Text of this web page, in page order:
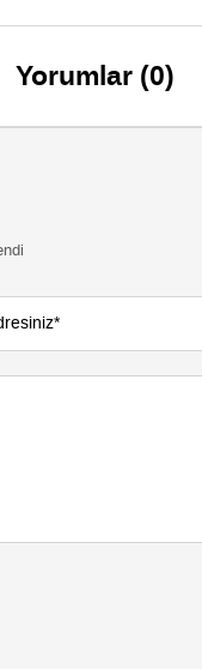
Yorumlar (0)